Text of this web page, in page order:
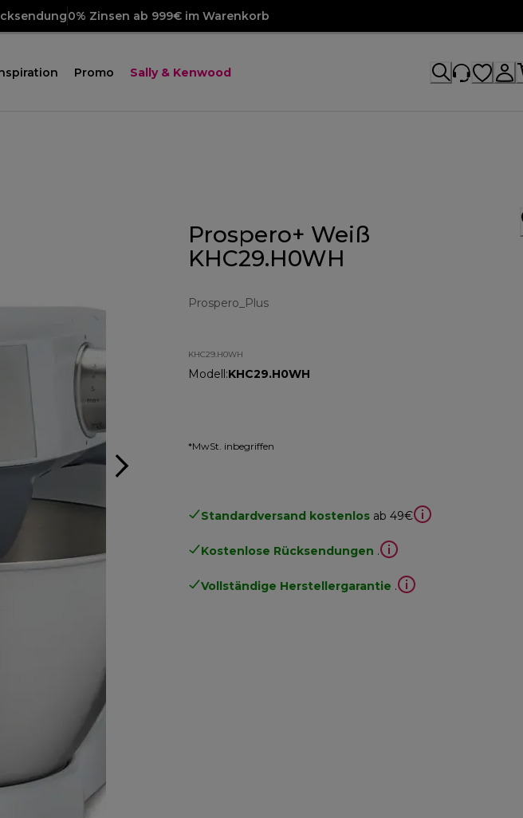
0% Zinsen ab 999€ im Warenkorb
Promo Sally & Kenwood
Prospero+ Weiß
KHC29.H0WH
Prospero_Plus
KHC29.H0WH
Modell:KHC29.H0WH
*MwSt. inbegriffen
Standardversand kostenlos ab 49€
Kostenlose Rücksendungen .
Vollständige Herstellergarantie .